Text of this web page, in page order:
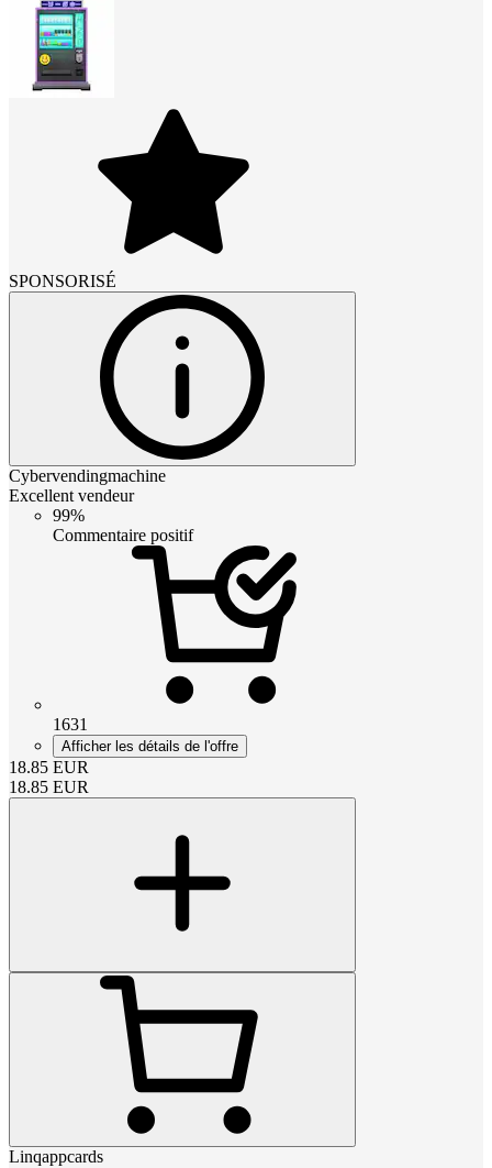
SPONSORISÉ
Cybervendingmachine
Excellent vendeur
99%
Commentaire positif
1631
Afficher les détails de l'offre
18.85 EUR
18.85 EUR
Linqappcards